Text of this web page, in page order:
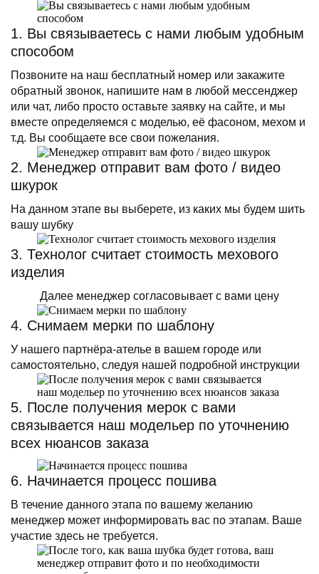
1. Вы связываетесь с нами любым удобным
способом
Позвоните на наш бесплатный номер или закажите
обратный звонок, напишите нам в любой мессенджер
или чат, либо просто оставьте заявку на сайте, и мы
вместе определяемся с моделью, её фасоном, мехом и
т.д. Вы сообщаете все свои пожелания.
2. Менеджер отправит вам фото / видео
шкурок
На данном этапе вы выберете, из каких мы будем шить
вашу шубку
3. Технолог считает стоимость мехового
изделия
Далее менеджер согласовывает с вами цену
4. Снимаем мерки по шаблону
У нашего партнёра-ателье в вашем городе или
самостоятельно, следуя нашей подробной инструкции
5. После получения мерок с вами
связывается наш модельер по уточнению
всех нюансов заказа
6. Начинается процесс пошива
В течение данного этапа по вашему желанию
менеджер может информировать вас по этапам. Ваше
участие здесь не требуется.